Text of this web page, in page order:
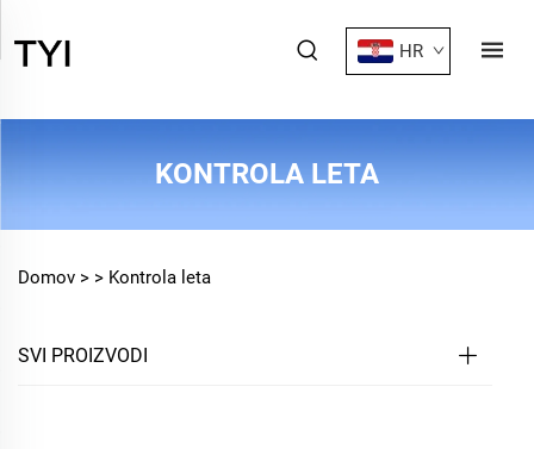
HR
KONTROLA LETA
Domov > > Kontrola leta
SVI PROIZVODI